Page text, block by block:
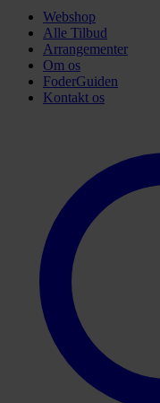
Webshop
Alle Tilbud
Arrangementer
Om os
FoderGuiden
Kontakt os